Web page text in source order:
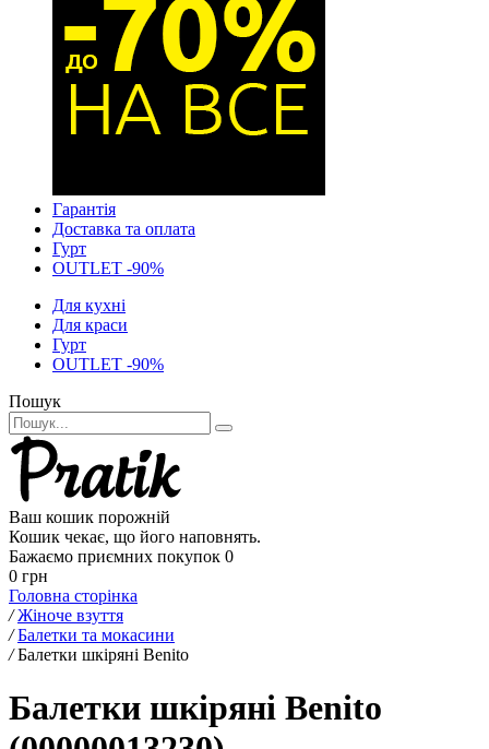
Гарантія
Доставка та оплата
Гурт
OUTLET -90%
Для кухні
Для краси
Гурт
OUTLET -90%
Пошук
Ваш кошик порожній
Кошик чекає, що його наповнять.
Бажаємо приємних покупок 0
0 грн
Головна сторінка
/ Жіноче взуття
/ Балетки та мокасини
/ Балетки шкіряні Benito
Балетки шкіряні Benito